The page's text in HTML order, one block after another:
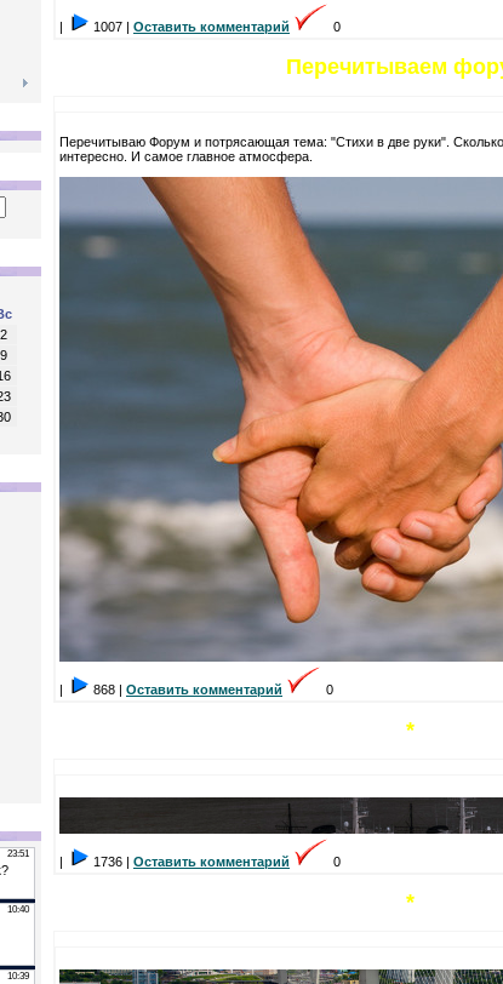
2
9
| 1007 | Оставить комментарий 0
Перечитываем
Перечитываю Форум и потрясающая тема: "Стихи в две руки".
интересно. И самое главное атмосфера.
| 868 | Оставить комментарий 0
*
| 1736 | Оставить комментарий 0
*